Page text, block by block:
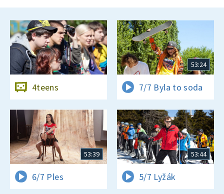
4teens
53:24
7/7 Byla to soda
53:39
6/7 Ples
53:44
5/7 Lyžák